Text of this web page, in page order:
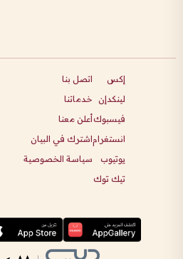
إكس
لينكدإن
فيسبوك
انستغرام
يوتيوب
تيك توك
اتصل بنا
خدماتنا
أعلن معنا
اشترك في البيان
سياسة الخصوصية